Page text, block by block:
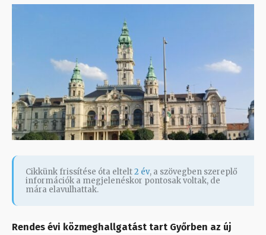
Cikkünk frissítése óta eltelt2 év, a szövegben szereplő
információk a megjelenéskor pontosak voltak, de
mára elavulhattak.
Rendes évi közmeghallgatást tart Győrben az új